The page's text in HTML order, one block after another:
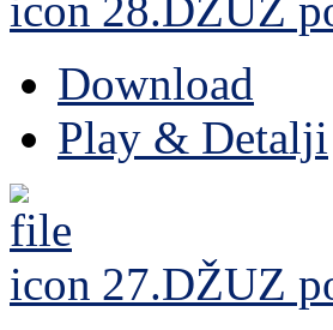
28.DŽUZ
Download
Play & Detalji
27.DŽUZ